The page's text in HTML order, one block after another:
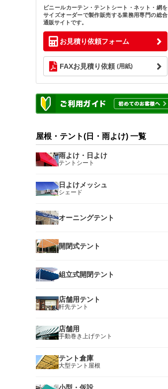
ビニールカーテン・テントシート・ネット・網を
サイズオーダーで製作販売する業務用専門の総合
通販サイトです。
お見積り依頼フォーム
FAXお見積り依頼 (用紙)
屋根・テント(日・雨よけ) 一覧
雨よけ・日よけ
テントシート
日よけメッシュ
シェード
オーニングテント
開閉式テント
組立式開閉テント
店舗用テント
軒先テント
店舗用
手動巻き上げテント
テント倉庫
大型テント屋根